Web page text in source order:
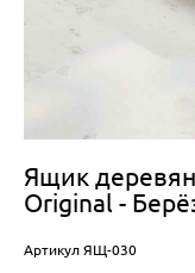
Ящик
Original -
Артикул ЯЩ-030